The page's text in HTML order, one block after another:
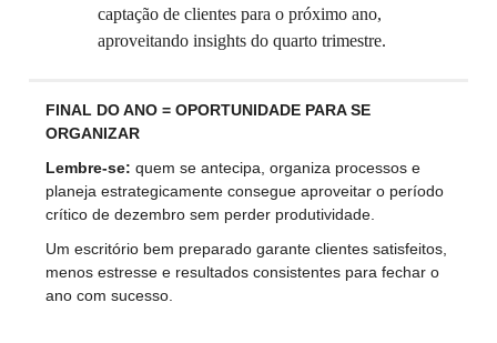
captação de clientes para o próximo ano,
aproveitando insights do quarto trimestre.
FINAL DO ANO = OPORTUNIDADE PARA SE
ORGANIZAR
Lembre-se: quem se antecipa, organiza processos e
planeja estrategicamente consegue aproveitar o período
crítico de dezembro sem perder produtividade.
Um escritório bem preparado garante clientes satisfeitos,
menos estresse e resultados consistentes para fechar o
ano com sucesso.